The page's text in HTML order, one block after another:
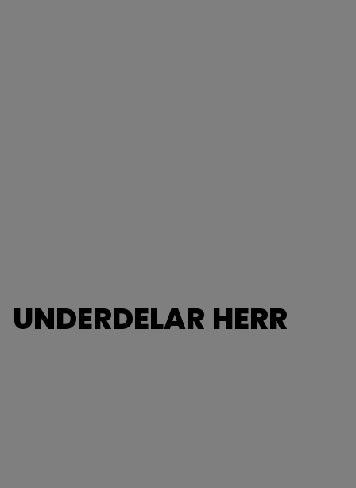
UNDERDELAR HERR